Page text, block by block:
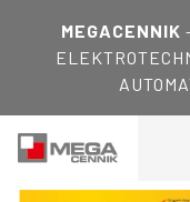
MEGACENNIK